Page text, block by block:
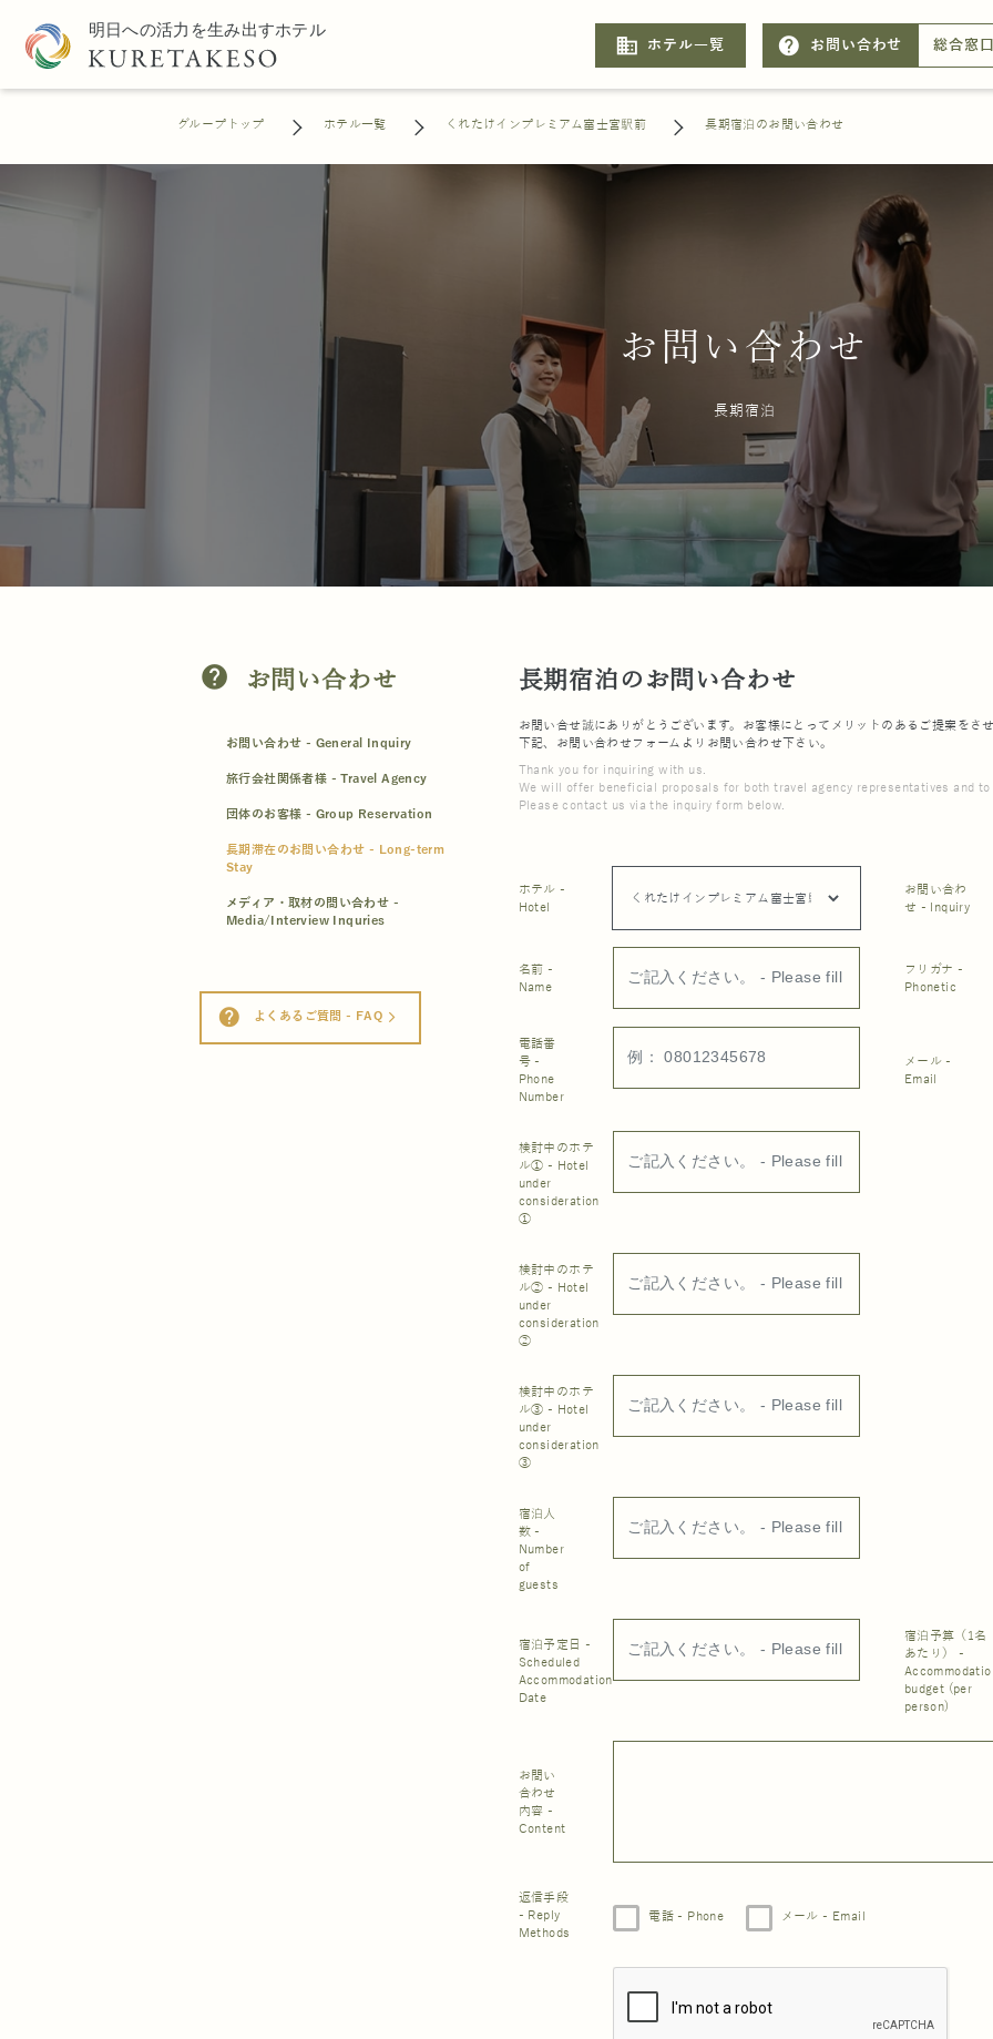
business ホテル一覧 help お問い合わせ 総合窓
グループトップ ホテル一覧 くれたけインプレミアム富士宮駅前 長期宿泊のお問い合わせ
お問い合わせ
長期宿泊
help お問い合わせ
お問い合わせ - General Inquiry
旅行会社関係者様 - Travel Agency
団体のお客様 - Group Reservation
長期滞在のお問い合わせ - Long-term
Stay
メディア・取材の問い合わせ -
Media/Interview Inquries
help よくあるご質問 - FAQ arrow_forward_ios
長期宿泊のお問い合わせ
お問い合せ誠にありがとうございます。お客様にとってメリットのあるご提案をさ
下記、お問い合わせフォームよりお問い合わせ下さい。
Thank you for inquiring with us.
We will offer beneficial proposals for both travel agency representatives and
Please contact us via the inquiry form below.
ホテル -
Hotel
お問い合わ
せ - Inquiry
名前 -
Name
フリガナ -
Phonetic
電話番
号 -
Phone
Number
メール -
Email
検討中のホテ
ル① - Hotel
under
consideration
①
検討中のホテ
ル② - Hotel
under
consideration
②
検討中のホテ
ル③ - Hotel
under
consideration
③
宿泊人
数 -
Number
of
guests
宿泊予定日 -
Scheduled
Accommodation
Date
宿泊予算（1名
あたり） -
budget (per
person)
お問い
合わせ
内容 -
Content
返信手段
- Reply
Methods
電話 - Phone メール - Email